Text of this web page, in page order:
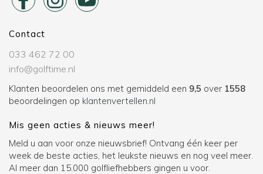
Contact
033 462 72 00
info@golftime.nl
Klanten beoordelen ons met gemiddeld een 9,5 over 1558
beoordelingen op klantenvertellen.nl
Mis geen acties & nieuws meer!
Meld u aan voor onze nieuwsbrief! Ontvang één keer per
week de beste acties, het leukste nieuws en nog veel meer.
Al meer dan 15.000 golfliefhebbers gingen u voor.